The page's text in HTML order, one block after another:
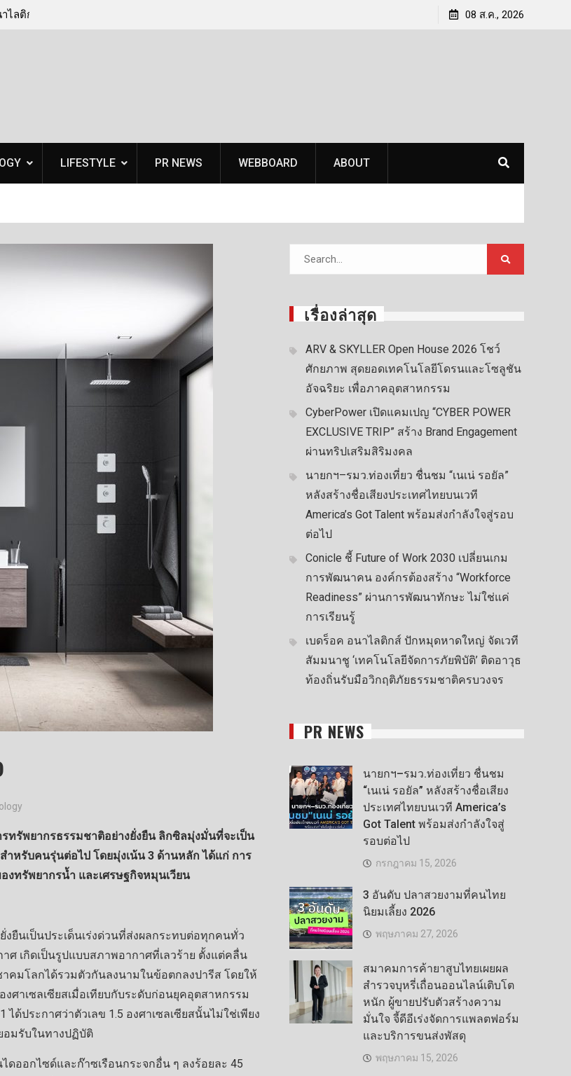
ชู
MSI เปิดตัว Claw 8 EX AI+ เครื่องเล่นเกมพกพาพร้อม
08 ส.ค., 2026
LIFESTYLE PR NEWS WEBBOARD ABOUT
รัพยากรธรรมชาติอย่างยั่งยืน ลิกซิลมุ่งมั่นที่จะเป็น
หรับคนรุ่นต่อไป โดยมุ่งเน้น 3 ด้านหลัก ได้แก่ การ
งทรัพยากรน้ำ และเศรษฐกิจหมุนเวียน
งยืนเป็นประเด็นเร่งด่วนที่ส่งผลกระทบต่อทุกคนทั่ว
ศ เกิดเป็นรูปแบบสภาพอากาศที่เลวร้าย ตั้งแต่คลื่น
คมโลกได้รวมตัวกันลงนามในข้อตกลงปารีส โดยให้
าเซลเซียสเมื่อเทียบกับระดับก่อนยุคอุตสาหกรรม
ด้ประกาศว่าตัวเลข 1.5 องศาเซลเซียสนั้นไม่ใช่เพียง
อมรับในทางปฏิบัติ
ออกไซด์และก๊าซเรือนกระจกอื่น ๆ ลงร้อยละ 45
Search
for:
เรื่องล่าสุด
ARV & SKYLLER Open House 2026 โชว์
ศักยภาพ สุดยอดเทคโนโลยีโดรนและโซลูชัน
อัจฉริยะ เพื่อภาคอุตสาหกรรม
CyberPower เปิดแคมเปญ “CYBER POWER
EXCLUSIVE TRIP” สร้าง Brand Engagement
ผ่านทริปเสริมสิริมงคล
นายกฯ–รมว.ท่องเที่ยว ชื่นชม “เนเน่ รอยัล”
หลังสร้างชื่อเสียงประเทศไทยบนเวที
America’s Got Talent พร้อมส่งกำลังใจสู่รอบ
ต่อไป
Conicle ชี้ Future of Work 2030 เปลี่ยนเกม
การพัฒนาคน องค์กรต้องสร้าง “Workforce
Readiness” ผ่านการพัฒนาทักษะ ไม่ใช่แค่
การเรียนรู้
เบดร็อค อนาไลติกส์ ปักหมุดหาดใหญ่ จัดเวที
สัมมนาชู ‘เทคโนโลยีจัดการภัยพิบัติ’ ติดอาวุธ
ท้องถิ่นรับมือวิกฤติภัยธรรมชาติครบวงจร
PR NEWS
นายกฯ–รมว.ท่องเที่ยว ชื่นชม
“เนเน่ รอยัล” หลังสร้างชื่อเสียง
ประเทศไทยบนเวที America’s
Got Talent พร้อมส่งกำลังใจสู่
รอบต่อไป
กรกฎาคม 15, 2026
3 อันดับ ปลาสวยงามที่คนไทย
นิยมเลี้ยง 2026
พฤษภาคม 27, 2026
สมาคมการค้ายาสูบไทยเผยผล
สำรวจบุหรี่เถื่อนออนไลน์เติบโต
หนัก ผู้ขายปรับตัวสร้างความ
มั่นใจ จี้ดีอีเร่งจัดการแพลตฟอร์ม
และบริการขนส่งพัสดุ
พฤษภาคม 15, 2026